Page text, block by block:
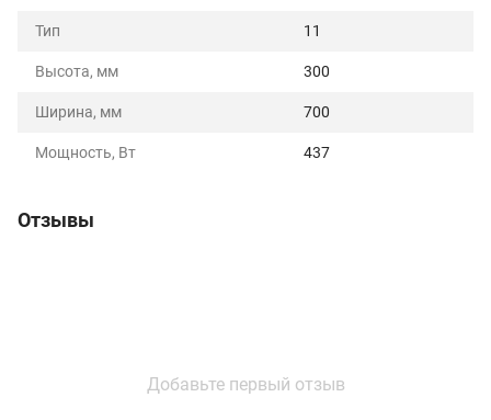
Тип 11
Высота, мм 300
Ширина, мм 700
Мощность, Вт 437
Отзывы
Добавьте первый отзыв